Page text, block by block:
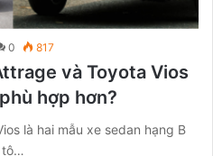
0 817
và Toyota Vios
hợp hơn?
là hai mẫu xe sedan hạng B
tô…